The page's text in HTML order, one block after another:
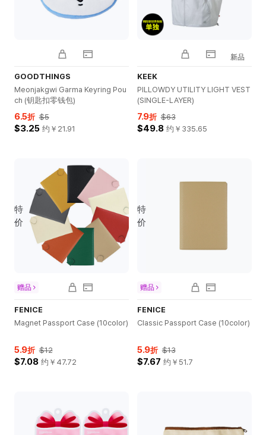
GOODTHINGS
Meonjakgwi Garma Keyring Pou
ch (钥匙扣零钱包)
6.5折 $5
$3.25 约￥ 21.91
KEEK
PILLOWDY UTILITY LIGHT VEST
(SINGLE-LAYER)
7.9折 $63
$49.8 约￥ 335.65
新品
特
价
FENICE
Magnet Passport Case (10color)
5.9折 $12
$7.08 约￥ 47.72
赠品
特
价
FENICE
Classic Passport Case (10color)
5.9折 $13
$7.67 约￥ 51.7
赠品